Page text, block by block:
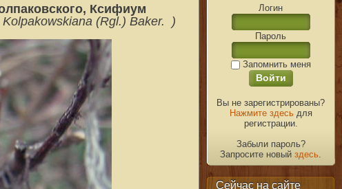
Логин
Пароль
Запомнить меня
Вы не зарегистрированы?
Нажмите здесьдля
регистрации.
Забыли пароль?
Запросите новыйздесь
Сейчас на сайте
Ксифиум
Kolpakowskiana (Rgl.) Baker. )